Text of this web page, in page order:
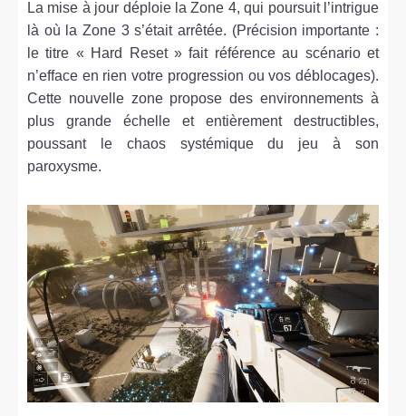
La mise à jour déploie la Zone 4, qui poursuit l’intrigue
là où la Zone 3 s’était arrêtée. (Précision importante :
le titre « Hard Reset » fait référence au scénario et
n’efface en rien votre progression ou vos déblocages).
Cette nouvelle zone propose des environnements à
plus grande échelle et entièrement destructibles,
poussant le chaos systémique du jeu à son
paroxysme.